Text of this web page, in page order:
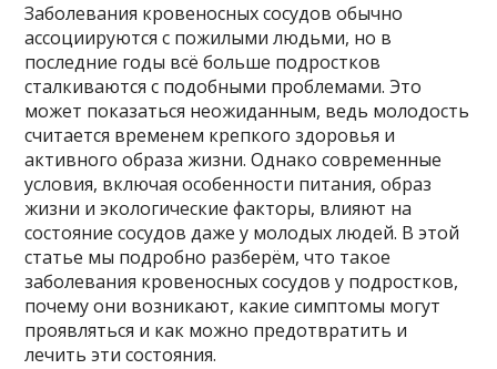
Заболевания кровеносных сосудов обычно
ассоциируются с пожилыми людьми, но в
последние годы всё больше подростков
сталкиваются с подобными проблемами. Это
может показаться неожиданным, ведь молодость
считается временем крепкого здоровья и
активного образа жизни. Однако современные
условия, включая особенности питания, образ
жизни и экологические факторы, влияют на
состояние сосудов даже у молодых людей. В этой
статье мы подробно разберём, что такое
заболевания кровеносных сосудов у подростков,
почему они возникают, какие симптомы могут
проявляться и как можно предотвратить и
лечить эти состояния.